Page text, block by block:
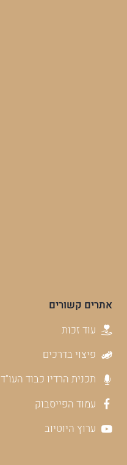
אתרים קשורים
עוד זכות
פיצוי בדרכים
תכנית הרדיו כבוד העו"ד
עמוד הפייסבוק
ערוץ היוטיוב